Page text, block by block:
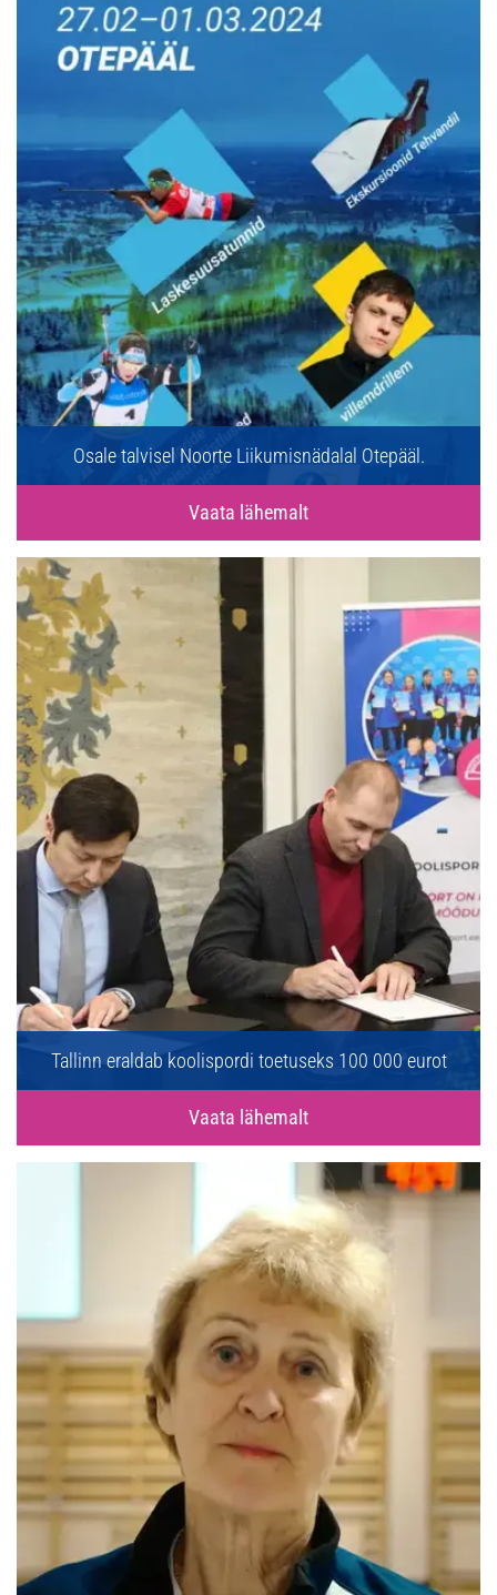
Osale talvisel Noorte Liikumisnädalal Otepääl.
Vaata lähemalt
Tallinn eraldab koolispordi toetuseks 100 000 eurot
Vaata lähemalt